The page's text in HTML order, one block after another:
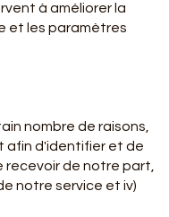
à améliorer la
et les paramètres
nombre de raisons,
afin d'identifier et de
recevoir de notre part,
notre service et iv)